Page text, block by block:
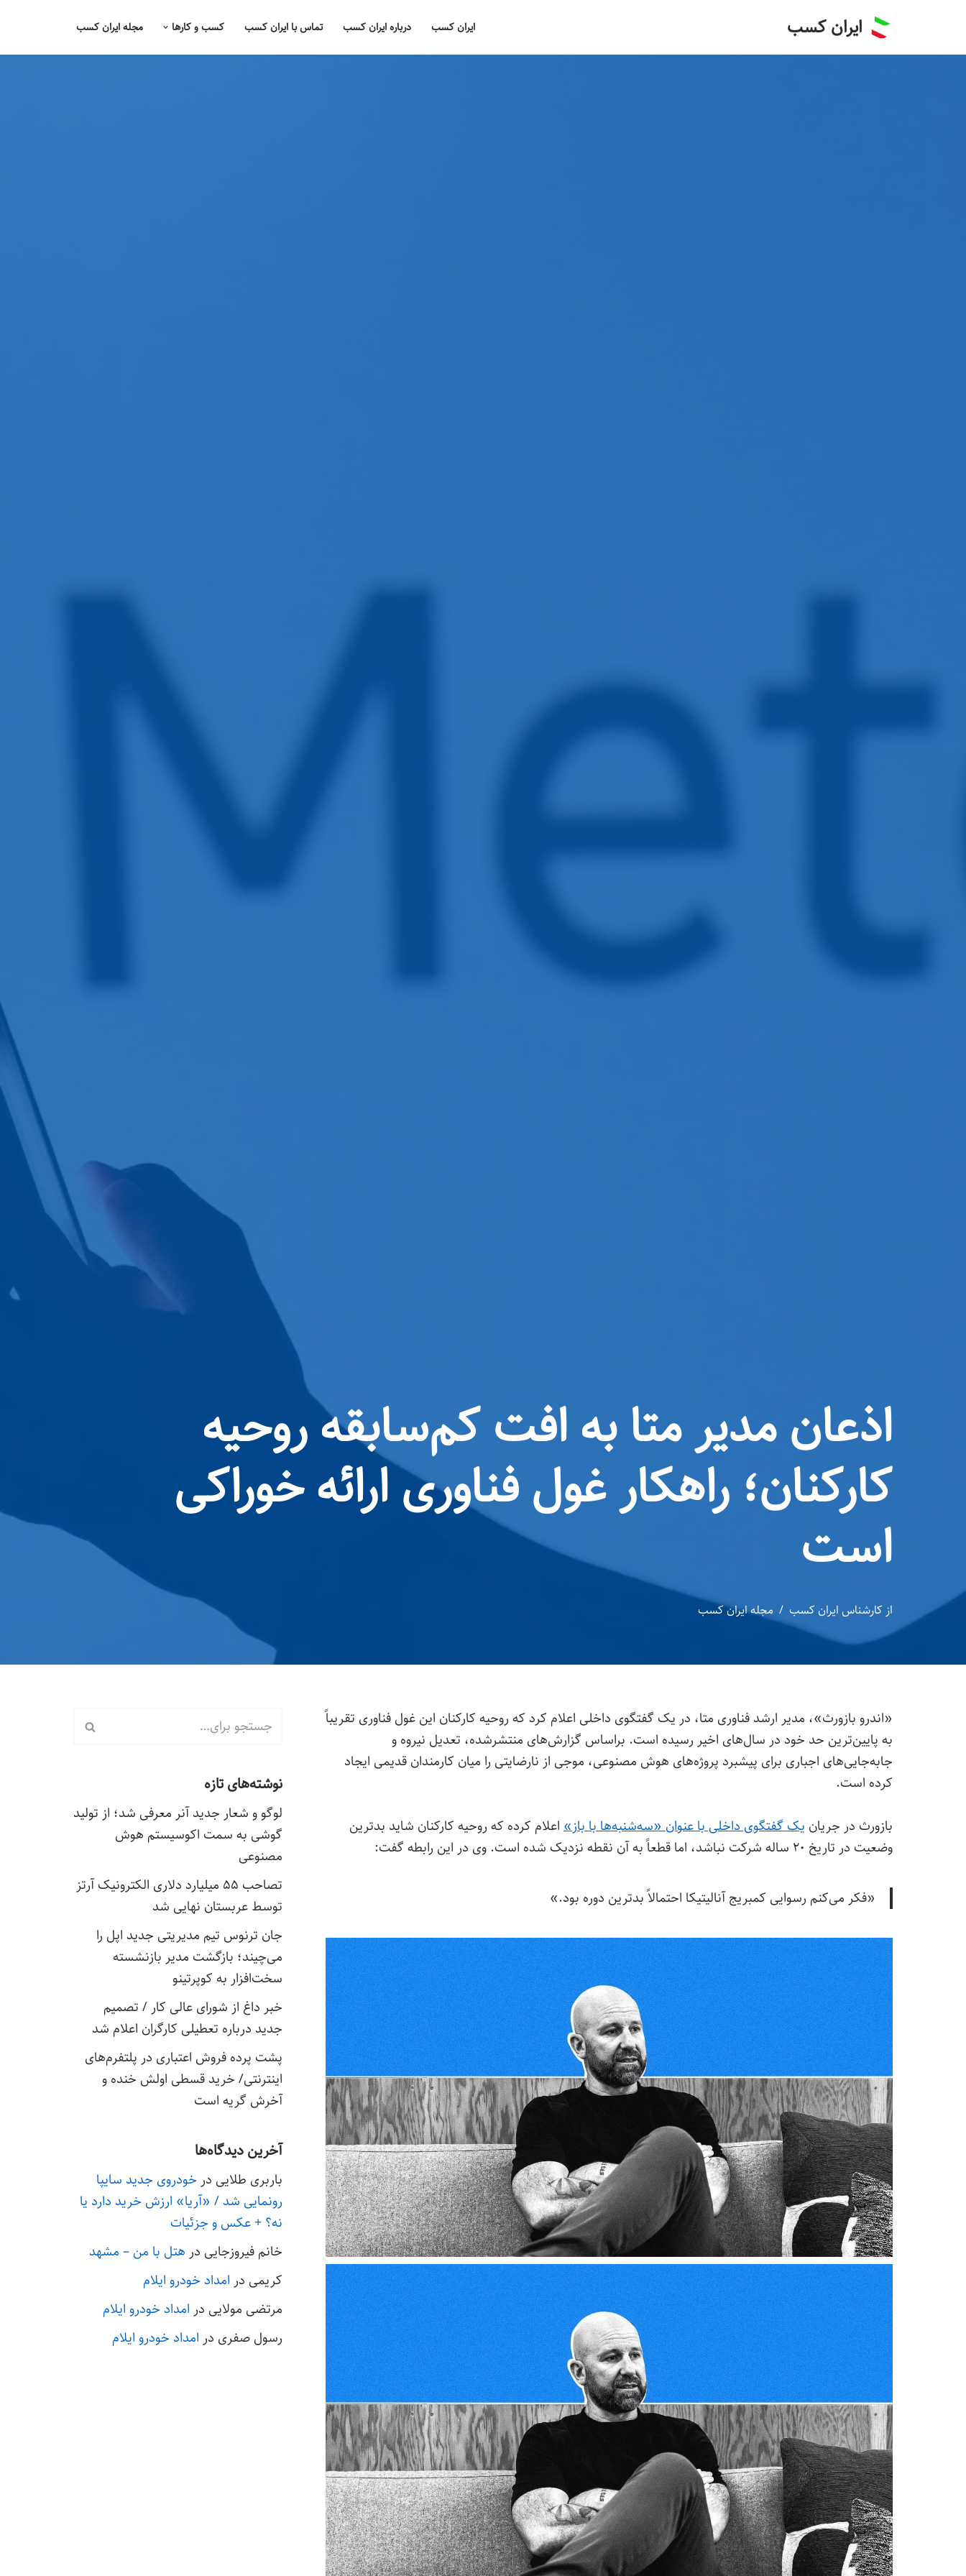
ایران کسب ایران کسب درباره ایران کسب تماس با ایران کسب کسب و کارها مجله ایران کسب
اذعان مدیر متا به افت کم‌سابقه روحیه
کارکنان؛ راهکار غول فناوری ارائه خوراکی
است
از کارشناس ایران کسب مجله ایران کسب
«اندرو بازورث»، مدیر ارشد فناوری متا، در یک گفتگوی داخلی اعلام کرد که روحیه کارکنان این غول فناوری تقریباً
به پایین‌ترین حد خود در سال‌های اخیر رسیده است. براساس گزارش‌های منتشرشده، تعدیل نیروه و
جابه‌جایی‌های اجباری برای پیشبرد پروژه‌های هوش مصنوعی، موجی از نارضایتی را میان کارمندان قدیمی ایجاد
کرده است.
بازورث در جریان یک گفتگوی داخلی با عنوان «سه‌شنبه‌ها با باز» اعلام کرده که روحیه کارکنان شاید بدترین
وضعیت در تاریخ ۲۰ ساله شرکت نباشد، اما قطعاً به آن نقطه نزدیک شده است. وی در این رابطه گفت:
«فکر می‌کنم رسوایی کمبریج آنالیتیکا احتمالاً بدترین دوره بود.»
نوشته‌های تازه
لوگو و شعار جدید آنر معرفی شد؛ از تولید
گوشی به سمت اکوسیستم هوش
مصنوعی
تصاحب ۵۵ میلیارد دلاری الکترونیک آرتز
توسط عربستان نهایی شد
جان ترنوس تیم مدیریتی جدید اپل را
می‌چیند؛ بازگشت مدیر بازنشسته
سخت‌افزار به کوپرتینو
خبر داغ از شورای عالی کار / تصمیم
جدید درباره تعطیلی کارگران اعلام شد
پشت پرده فروش اعتباری در پلتفرم‌های
اینترنتی/ خرید قسطی اولش خنده و
آخرش گریه است
آخرین دیدگاه‌ها
باربری طلایی در خودروی جدید سایپا
رونمایی شد / «آریا» ارزش خرید دارد یا
نه؟ + عکس و جزئیات
خانم فیروزجایی در هتل با من – مشهد
کریمی در امداد خودرو ایلام
مرتضی مولایی در امداد خودرو ایلام
رسول صفری در امداد خودرو ایلام